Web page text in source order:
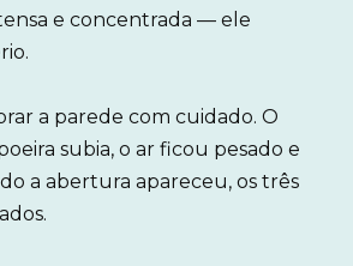
e concentrada — ele
a parede com cuidado. O
subia, o ar ficou pesado e
a abertura apareceu, os três